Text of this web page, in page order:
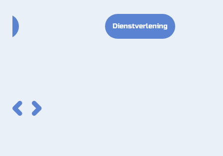
Dienstverlening